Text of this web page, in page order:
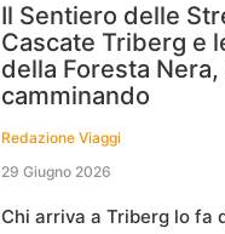
Il Sentiero delle
Cascate Triberg e
della Foresta
camminando
Redazione Viaggi
29 Giugno 2026
Chi arriva a Triberg lo fa